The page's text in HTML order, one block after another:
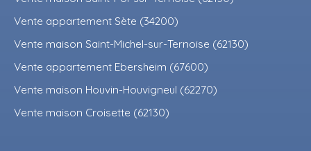
Vente appartement Sète (34200)
Vente maison Saint-Michel-sur-Ternoise (62130)
Vente appartement Ebersheim (67600)
Vente maison Houvin-Houvigneul (62270)
Vente maison Croisette (62130)